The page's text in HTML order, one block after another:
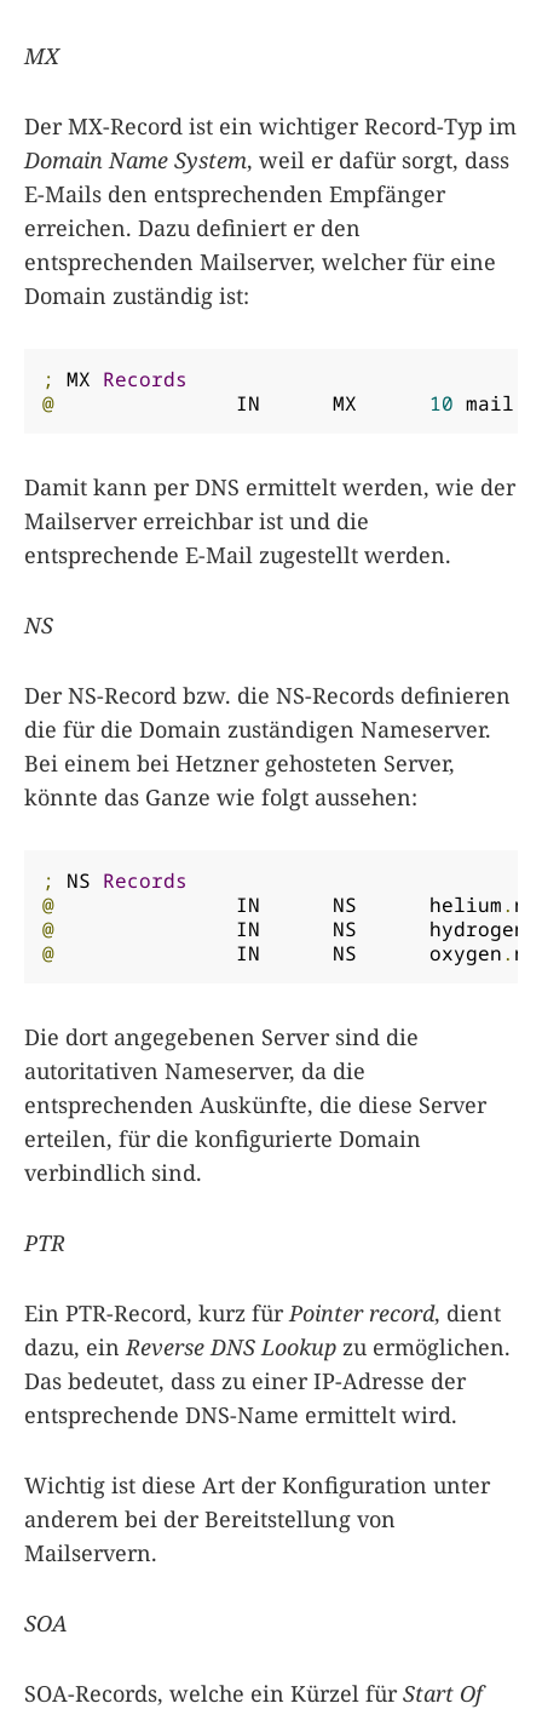
MX
Der MX-Record ist ein wichtiger Record-Typ im
Domain Name System, weil er dafür sorgt, dass
E-Mails den entsprechenden Empfänger
erreichen. Dazu definiert er den
entsprechenden Mailserver, welcher für eine
Domain zuständig ist:
; MX Records
@
10 mail
Damit kann per DNS ermittelt werden, wie der
Mailserver erreichbar ist und die
entsprechende E-Mail zugestellt werden.
NS
Der NS-Record bzw. die NS-Records definieren
die für die Domain zuständigen Nameserver.
Bei einem bei Hetzner gehosteten Server,
könnte das Ganze wie folgt aussehen:
; NS Records
@
		IN	NS	helium
. ns
@
		IN	NS	hydrogen
@
		IN	NS	oxygen
. ns
Die dort angegebenen Server sind die
autoritativen Nameserver, da die
entsprechenden Auskünfte, die diese Server
erteilen, für die konfigurierte Domain
verbindlich sind.
PTR
Ein PTR-Record, kurz für Pointer record, dient
dazu, ein Reverse DNS Lookup zu ermöglichen.
Das bedeutet, dass zu einer IP-Adresse der
entsprechende DNS-Name ermittelt wird.
Wichtig ist diese Art der Konfiguration unter
anderem bei der Bereitstellung von
Mailservern.
SOA
SOA-Records, welche ein Kürzel fürStart Of